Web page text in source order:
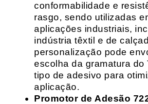
conformabilidade e
rasgo, sendo utilizadas
aplicações industriais,
indústria têxtil e de
personalização pode
escolha da gramatura do
tipo de adesivo para
aplicação.
Promotor de Adesão